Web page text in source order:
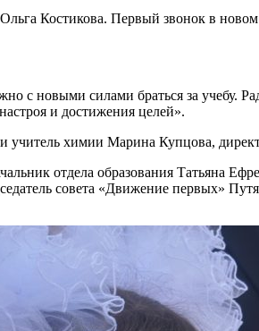
Костикова. Первый звонок в
с новыми силами браться за учебу.
и достижения целей».
учитель химии Марина Купцова,
отдела образования Татьяна
совета «Движение первых»